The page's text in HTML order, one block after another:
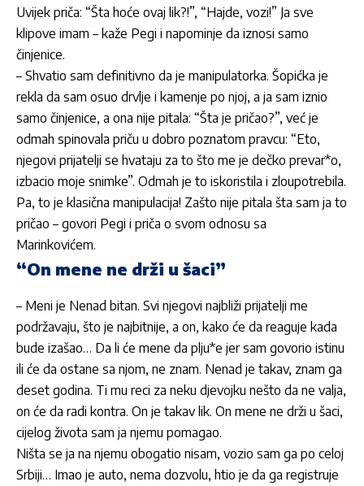
Uvijek priča: “Šta hoće ovaj lik?!”, “Hajde, vozi!” Ja sve
klipove imam – kaže Pegi i napominje da iznosi samo
činjenice.
– Shvatio sam definitivno da je manipulatorka. Šopićka je
rekla da sam osuo drvlje i kamenje po njoj, a ja sam iznio
samo činjenice, a ona nije pitala: “Šta je pričao?”, već je
odmah spinovala priču u dobro poznatom pravcu: “Eto,
njegovi prijatelji se hvataju za to što me je dečko prevar*o,
izbacio moje snimke”. Odmah je to iskoristila i zloupotrebila.
Pa, to je klasična manipulacija! Zašto nije pitala šta sam ja to
pričao – govori Pegi i priča o svom odnosu sa
Marinkovićem.
“On mene ne drži u šaci”
– Meni je Nenad bitan. Svi njegovi najbliži prijatelji me
podržavaju, što je najbitnije, a on, kako će da reaguje kada
bude izašao… Da li će mene da plju*e jer sam govorio istinu
ili će da ostane sa njom, ne znam. Nenad je takav, znam ga
deset godina. Ti mu reci za neku djevojku nešto da ne valja,
on će da radi kontra. On je takav lik. On mene ne drži u šaci,
cijelog života sam ja njemu pomagao.
Ništa se ja na njemu obogatio nisam, vozio sam ga po celoj
Srbiji… Imao je auto, nema dozvolu, htio je da ga registruje